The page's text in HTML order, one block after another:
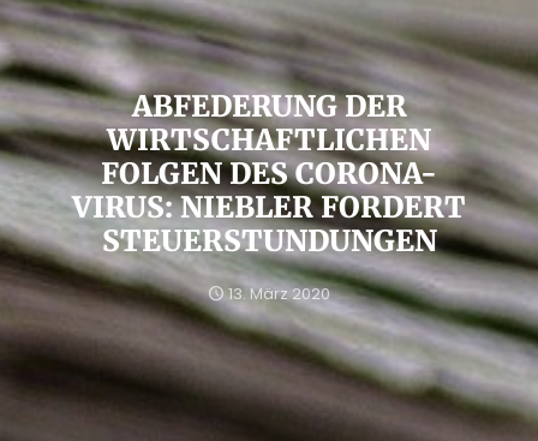
ABFEDERUNG DER
WIRTSCHAFTLICHEN
FOLGEN DES CORONA-
VIRUS: NIEBLER FORDERT
STEUERSTUNDUNGEN
13. März 2020